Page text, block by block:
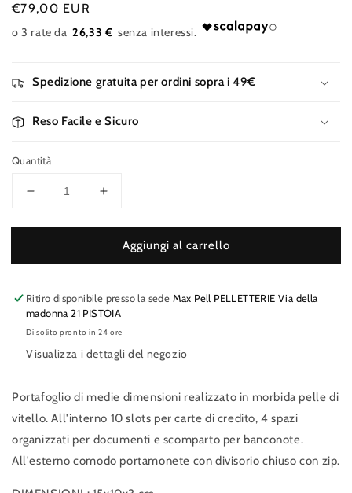
Prezzo
di
€79,00 EUR
26,33 €
Spedizione gratuita per ordini sopra i 49€
Reso Facile e Sicuro
Quantità
Diminuisci
per
Portafoglio
Aumenta
per
NANNINI
Portafoglio
Aggiungi al carrello
Ritiro disponibile presso la sede Max Pell PELLETTERIE Via della
madonna 21 PISTOIA
Di solito pronto in 24 ore
Visualizza i dettagli del negozio
Portafoglio di medie dimensioni realizzato in morbida pelle di
vitello. All'interno 10 slots per carte di credito, 4 spazi
organizzati per documenti e scomparto per banconote.
All'esterno comodo portamonete con divisorio chiuso con zip.